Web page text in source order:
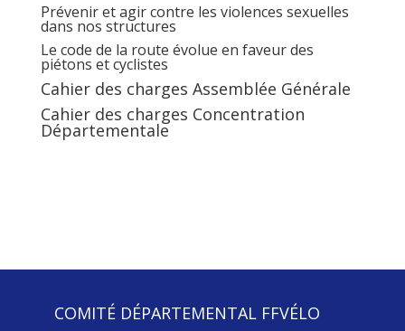
Prévenir et agir contre les violences sexuelles
dans nos structures
Le code de la route évolue en faveur des
piétons et cyclistes
Cahier des charges Assemblée Générale
Cahier des charges Concentration
Départementale
COMITÉ DÉPARTEMENTAL FFVÉLO